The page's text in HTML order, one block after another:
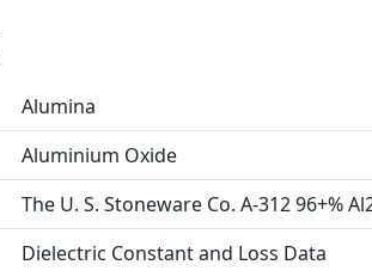
Alumina
Aluminium Oxide
The U. S. Stoneware Co. A-312 96+%
Dielectric Constant and Loss Data